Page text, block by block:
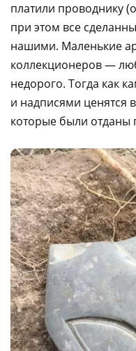
платили проводнику
при этом все
нашими. Маленькие
коллекционеров —
недорого. Тогда как
и надписями ценятся
которые были отданы